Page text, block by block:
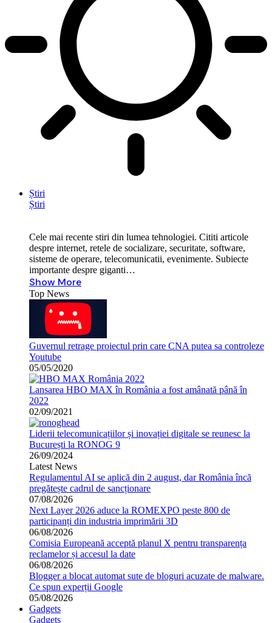
Știri
Știri
Cele mai recente stiri din lumea tehnologiei. Cititi articole
despre internet, retele de socializare, securitate, software,
sisteme de operare, telecomunicatii, evenimente. Subiecte
importante despre giganti…
Show More
Top News
Guvernul retrage proiectul prin care CNA putea sa controleze
Youtube
05/05/2020
Lansarea HBO MAX în România a fost amânată până în
2022
02/09/2021
Liderii telecomunicațiilor și inovației digitale se reunesc la
București la RONOG 9
26/09/2024
Latest News
Regulamentul AI se aplică din 2 august, dar România încă
pregătește cadrul de sancționare
07/08/2026
Next Layer 2026 aduce la ROMEXPO peste 800 de
participanți din industria imprimării 3D
06/08/2026
Comisia Europeană acceptă planul X pentru transparența
reclamelor și accesul la date
06/08/2026
Blogger a blocat automat sute de bloguri acuzate de malware.
Ce spun experții Google
05/08/2026
Gadgets
Gadgets